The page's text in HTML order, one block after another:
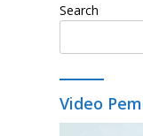
Search
Video